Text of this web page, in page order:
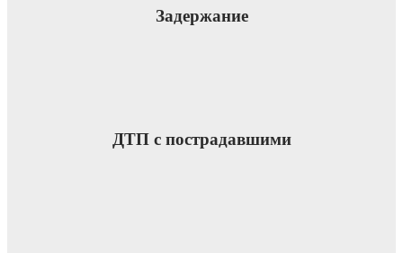
Задержание
ДТП с пострадавшими